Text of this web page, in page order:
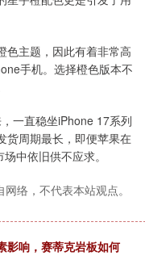
色主题，因此有着非常高
手机。选择橙色版本不
一直稳坐iPhone 17系列
货周期最长，即便苹果在
中依旧供不应求。
络，不代表本站观点。
影响，赛蒂克岩板如何